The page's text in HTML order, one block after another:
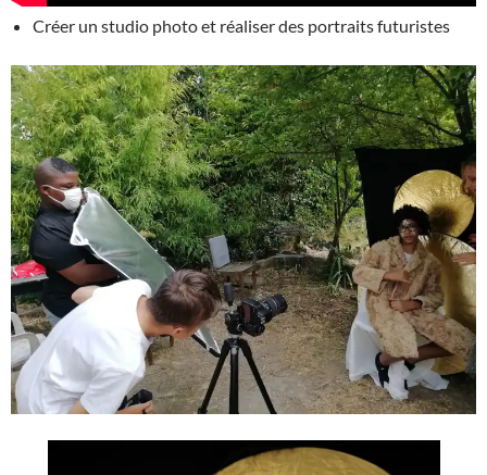
Créer un studio photo et réaliser des portraits futuristes